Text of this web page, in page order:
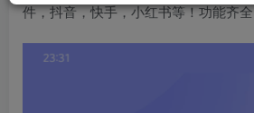
件，抖音，快手，小红书等！功能齐全